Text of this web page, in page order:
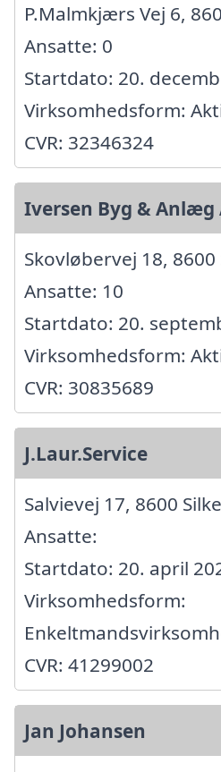
P.Malmkjærs Vej 6,
Ansatte: 0
Startdato: 20.
Virksomhedsform:
CVR: 32346324
Iversen Byg & Anlæg
Skovløbervej 18,
Ansatte: 10
Startdato: 20.
Virksomhedsform:
CVR: 30835689
J.Laur.Service
Salvievej 17, 8600
Ansatte:
Startdato: 20. april
Virksomhedsform:
CVR: 41299002
Jan Johansen